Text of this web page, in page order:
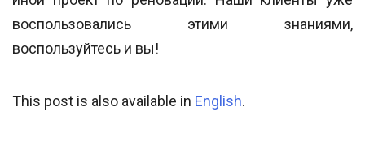
воспользовались этими знаниями,
воспользуйтесь и вы!
This post is also available in English.